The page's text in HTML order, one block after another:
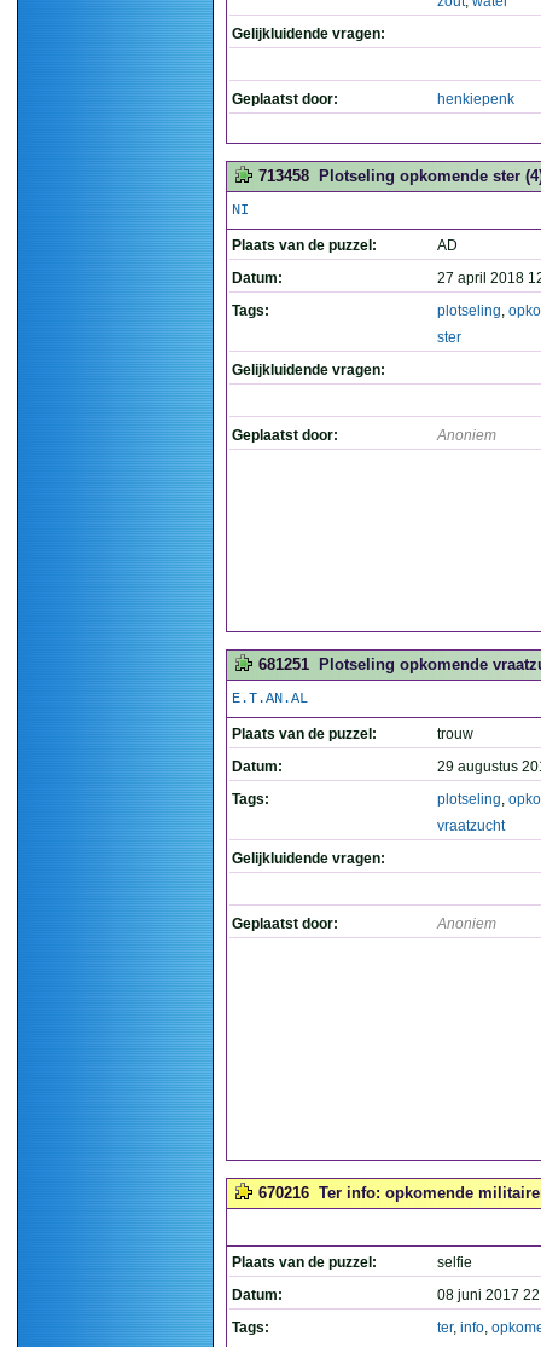
Gelijkluidende vragen:
Geplaatst door: henkiepenk
713458 Plotseling opkomende ster
NI
Plaats van de puzzel:
AD
Datum:
27 april 2018
Tags:
plotseling,
ster
Gelijkluidende vragen:
Geplaatst door: Anoniem
681251 Plotseling opkomende
E.T.AN.AL
Plaats van de puzzel:
trouw
Datum:
29 augustus
Tags:
plotseling,
vraatzucht
Gelijkluidende vragen:
Geplaatst door: Anoniem
670216 Ter info: opkomende
Plaats van de puzzel:
selfie
Datum:
08 juni 2017
Tags:
ter, info,